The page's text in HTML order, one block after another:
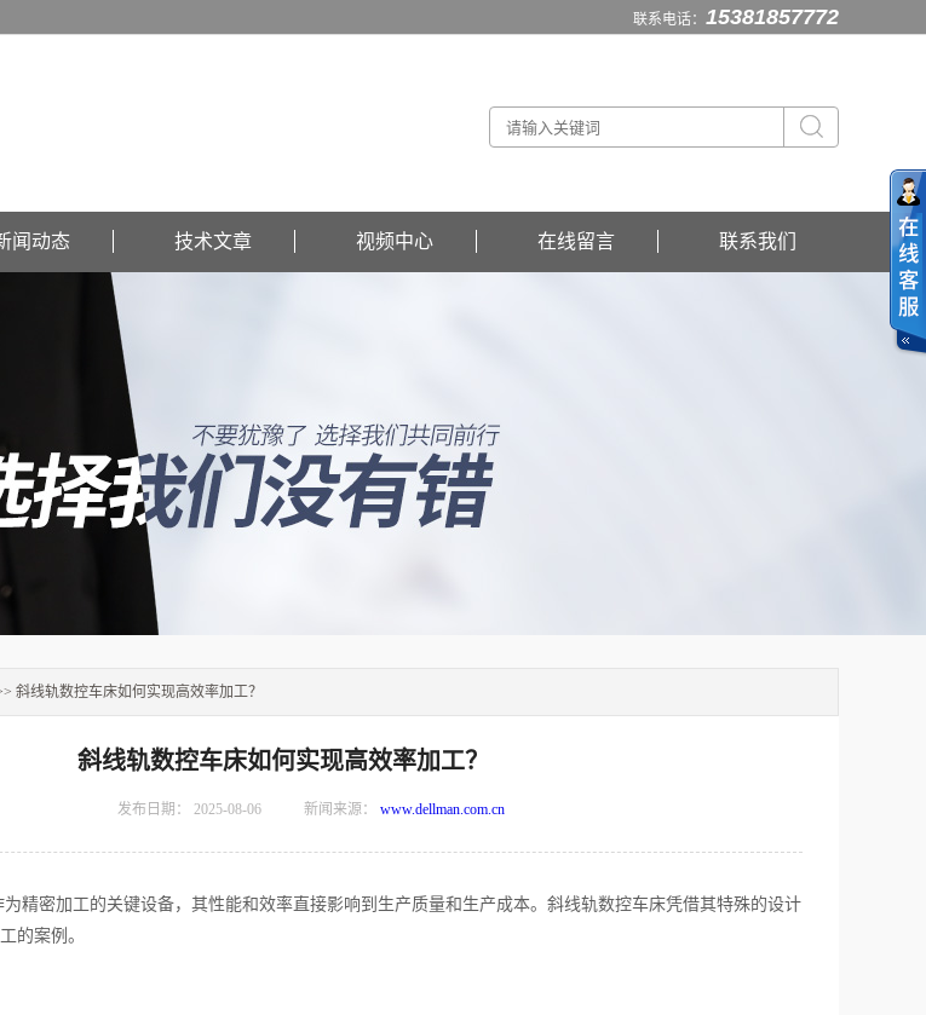
联系电话： 15381857772
闻动态 技术文章 视频中心 在线留言 联系我们
斜线轨数控车床如何实现高效率加工？
斜线轨数控车床如何实现高效率加工？
发布日期： 2025-08-06 新闻来源： www.dellman.com.cn
精密加工的关键设备，其性能和效率直接影响到生产质量和生产成本。斜线轨数控车床凭借其特殊的设计
的案例。